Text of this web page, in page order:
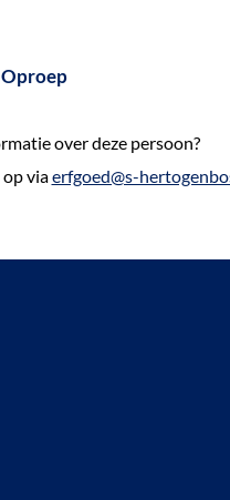
Oproep
over deze persoon?
viaerfgoed@s-